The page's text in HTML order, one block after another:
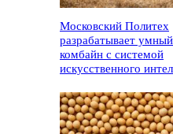
Московский Политех
разрабатывает умный
комбайн с системой
искусственного